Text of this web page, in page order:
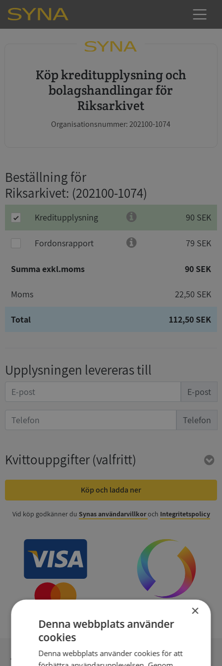
Köp kreditupplysning och
bolagshandlingar för
Riksarkivet
Organisationsnummer: 202100-1074
Beställning för
Riksarkivet: (202100-1074)
Kreditupplysning 90 SEK
Fordonsrapport 79 SEK
Summa exkl.moms 90 SEK
Moms 22,50 SEK
Total 112,50 SEK
Upplysningen levereras till
E-post
Telefon
Kvittouppgifter(valfritt)
Köp och ladda ner
Vid köp godkänner du Synas användarvillkoroch Integritetspolicy
Inga kopior till omfrågad
×
Denna webbplats använder
cookies
Denna webbplats använder cookies för att